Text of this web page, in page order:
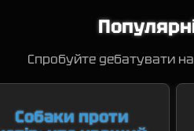
Спробуйте дебатувати
Собаки проти